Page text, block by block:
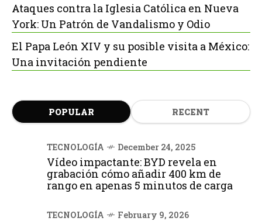
Ataques contra la Iglesia Católica en Nueva
York: Un Patrón de Vandalismo y Odio
El Papa León XIV y su posible visita a México:
Una invitación pendiente
POPULAR RECENT
TECNOLOGÍA December 24, 2025
Vídeo impactante: BYD revela en
grabación cómo añadir 400 km de
rango en apenas 5 minutos de carga
TECNOLOGÍA February 9, 2026